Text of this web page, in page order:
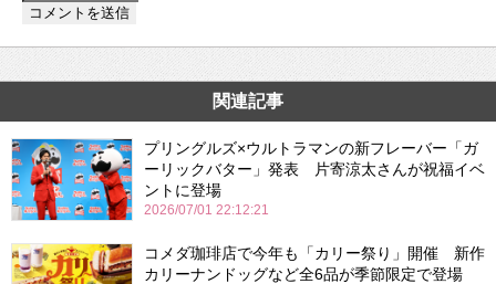
関連記事
プリングルズ×ウルトラマンの新フレーバー「ガ
ーリックバター」発表 片寄涼太さんが祝福イベ
ントに登場
2026/07/01 22:12:21
コメダ珈琲店で今年も「カリー祭り」開催 新作
カリーナンドッグなど全6品が季節限定で登場